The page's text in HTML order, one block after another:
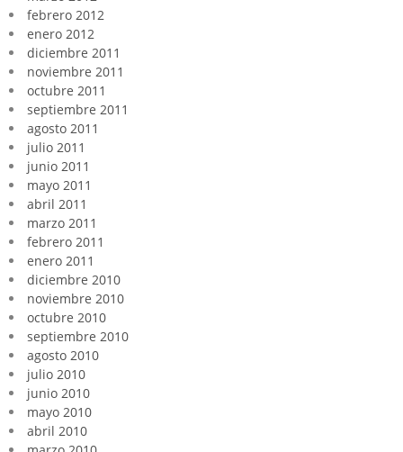
febrero 2012
enero 2012
diciembre 2011
noviembre 2011
octubre 2011
septiembre 2011
agosto 2011
julio 2011
junio 2011
mayo 2011
abril 2011
marzo 2011
febrero 2011
enero 2011
diciembre 2010
noviembre 2010
octubre 2010
septiembre 2010
agosto 2010
julio 2010
junio 2010
mayo 2010
abril 2010